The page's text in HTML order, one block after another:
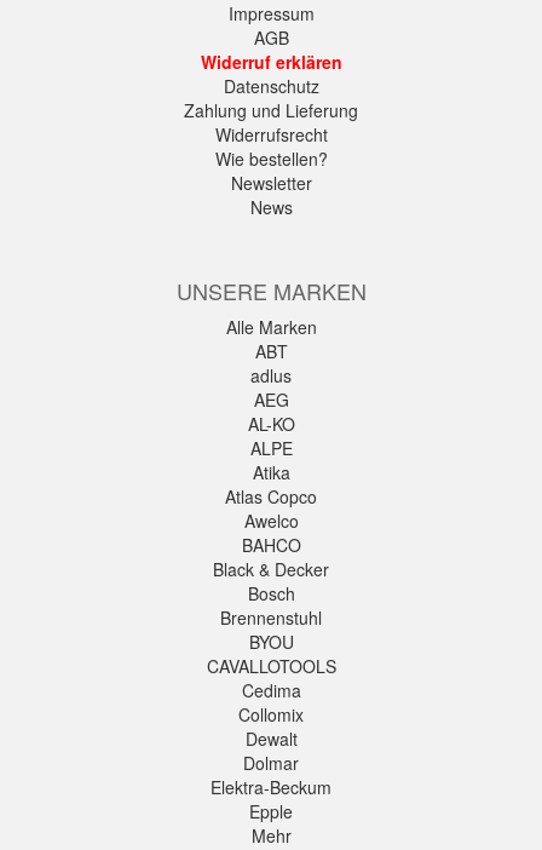
Impressum
AGB
Widerruf erklären
Datenschutz
Zahlung und Lieferung
Widerrufsrecht
Wie bestellen?
Newsletter
News
UNSERE MARKEN
Alle Marken
ABT
adlus
AEG
AL-KO
ALPE
Atika
Atlas Copco
Awelco
BAHCO
Black & Decker
Bosch
Brennenstuhl
BYOU
CAVALLOTOOLS
Cedima
Collomix
Dewalt
Dolmar
Elektra-Beckum
Epple
Mehr